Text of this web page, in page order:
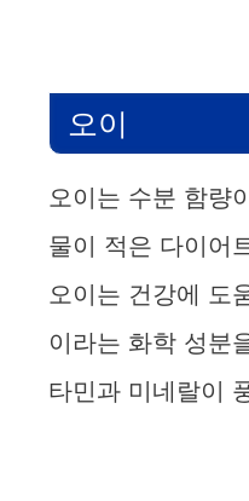
오이
오이는 수분 함량
물이 적은 다이어
오이는 건강에 도
이라는 화학 성분
타민과 미네랄이